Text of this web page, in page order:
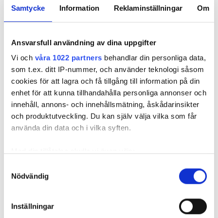
Samtycke Information Reklaminställningar Om
Ansvarsfull användning av dina uppgifter
Vi och våra 1022 partners behandlar din personliga data,
som t.ex. ditt IP-nummer, och använder teknologi såsom
cookies för att lagra och få tillgång till information på din
enhet för att kunna tillhandahålla personliga annonser och
innehåll, annons- och innehållsmätning, åskådarinsikter
och produktutveckling. Du kan själv välja vilka som får
använda din data och i vilka syften.
som kan ha en noggrannhet på upp till flera meter
Ta reda på mer om hur dina personliga uppgifter
Nödvändig
Inställningar
Tio år är den yttersta gränsen för när konsulten
kan ha ansvar, men bara om beställaren har
Källa: ABK 09 och entreprenadjurist Fredrik
Mejhert, Installatörsföretagen.
VVS OCH BYGG
Nyhetsbrev
och bevakningar rakt ner i inkorgen